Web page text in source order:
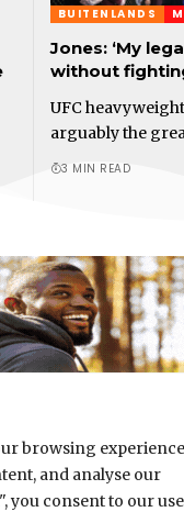
browsing
and analyse our
you consent to our use
BUITENLANDS
Jones: ‘My
without
UFC
arguably the
3 MIN READ